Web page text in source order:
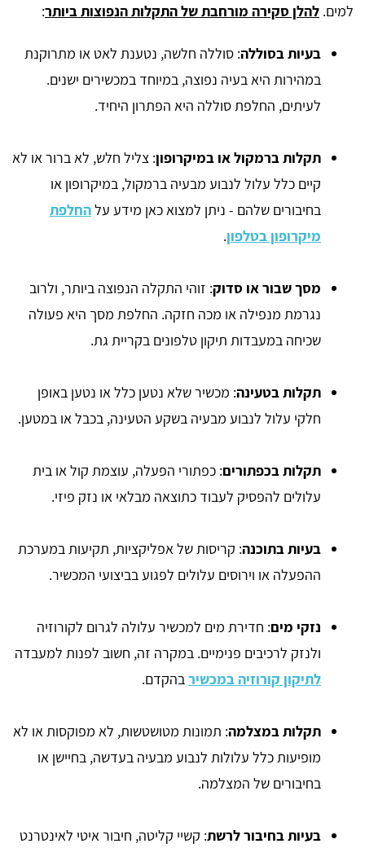
למים. להלן סקירה מורחבת של התקלות הנפוצות ביותר:
בעיות בסוללה: סוללה חלשה, נטענת לאט או מתרוקנת
במהירות היא בעיה נפוצה, במיוחד במכשירים ישנים.
לעיתים, החלפת סוללה היא הפתרון היחיד.
תקלות ברמקול או במיקרופון: צליל חלש, לא ברור או לא
קיים כלל עלול לנבוע מבעיה ברמקול, במיקרופון או
בחיבורים שלהם - ניתן למצוא כאן מידע עלהחלפת
מיקרופון בטלפון.
מסך שבור או סדוק: זוהי התקלה הנפוצה ביותר, ולרוב
נגרמת מנפילה או מכה חזקה. החלפת מסך היא פעולה
שכיחה במעבדות תיקון טלפונים בקריית גת.
תקלות בטעינה: מכשיר שלא נטען כלל או נטען באופן
חלקי עלול לנבוע מבעיה בשקע הטעינה, בכבל או במטען.
תקלות בכפתורים: כפתורי הפעלה, עוצמת קול או בית
עלולים להפסיק לעבוד כתוצאה מבלאי או נזק פיזי.
בעיות בתוכנה: קריסות של אפליקציות, תקיעות במערכת
ההפעלה או וירוסים עלולים לפגוע בביצועי המכשיר.
נזקי מים: חדירת מים למכשיר עלולה לגרום לקורוזיה
ולנזק לרכיבים פנימיים. במקרה זה, חשוב לפנות למעבדה
לתיקון קורוזיה במכשירבהקדם.
תקלות במצלמה: תמונות מטושטשות, לא מפוקסות או לא
מופיעות כלל עלולות לנבוע מבעיה בעדשה, בחיישן או
בחיבורים של המצלמה.
בעיות בחיבור לרשת: קשיי קליטה, חיבור איטי לאינטרנט